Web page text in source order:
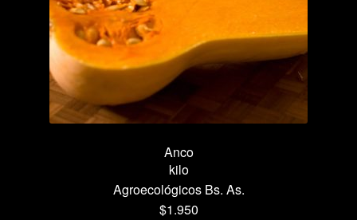
Anco
kilo
Agroecológicos Bs. As.
$1.950